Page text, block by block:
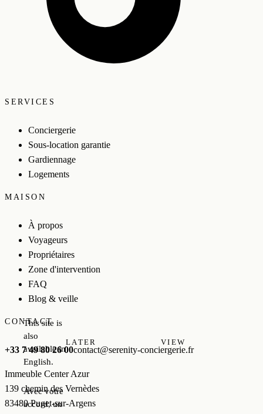
SERVICES
Conciergerie
Sous-location garantie
Gardiennage
Logements
MAISON
À propos
Voyageurs
Propriétaires
Zone d'intervention
FAQ
Blog & veille
CONTACT
+33 7 49 80 26 00contact@serenity-conciergerie.fr
Immeuble Center Azur
139 chemin des Vernèdes
83480 Puget-sur-Argens
This site is
also
available in
English.
LATER VIEW
Avec votre
accord, un